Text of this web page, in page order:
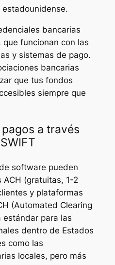
bancarias
que funcionan con las
y sistemas de pago.
bancarias
que tus fondos
siempre que
a través
software pueden
(gratuitas, 1-2
y plataformas
(Automated Clearing
estándar para las
dentro de Estados
como las
locales, pero más